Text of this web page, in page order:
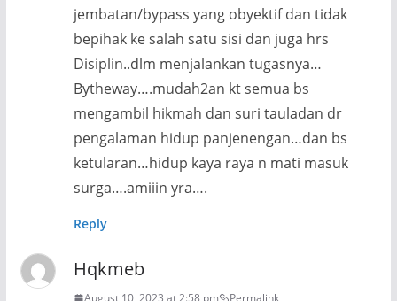
jembatan/bypass yang obyektif dan tidak
bepihak ke salah satu sisi dan juga hrs
Disiplin..dlm menjalankan tugasnya…
Bytheway….mudah2an kt semua bs
mengambil hikmah dan suri tauladan dr
pengalaman hidup panjenengan…dan bs
ketularan…hidup kaya raya n mati masuk
surga….amiiin yra….
Reply
Hqkmeb
August 10, 2023 at 2:58 pm Permalink